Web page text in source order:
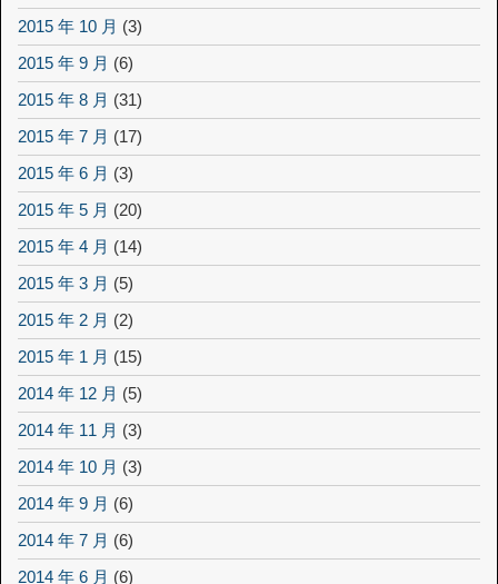
2015 年 10 月 (3)
2015 年 9 月 (6)
2015 年 8 月 (31)
2015 年 7 月 (17)
2015 年 6 月 (3)
2015 年 5 月 (20)
2015 年 4 月 (14)
2015 年 3 月 (5)
2015 年 2 月 (2)
2015 年 1 月 (15)
2014 年 12 月 (5)
2014 年 11 月 (3)
2014 年 10 月 (3)
2014 年 9 月 (6)
2014 年 7 月 (6)
2014 年 6 月 (6)